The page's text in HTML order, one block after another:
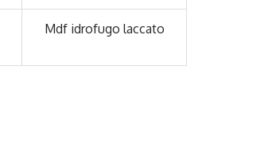
Mdf idrofugo laccato